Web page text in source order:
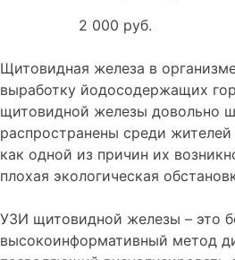
2 000 руб.
Щитовидная железа в
выработку йодосодержащих
щитовидной железы довольно
распространены среди
как одной из причин их
плохая экологическая
УЗИ щитовидной железы – это
высокоинформативный метод